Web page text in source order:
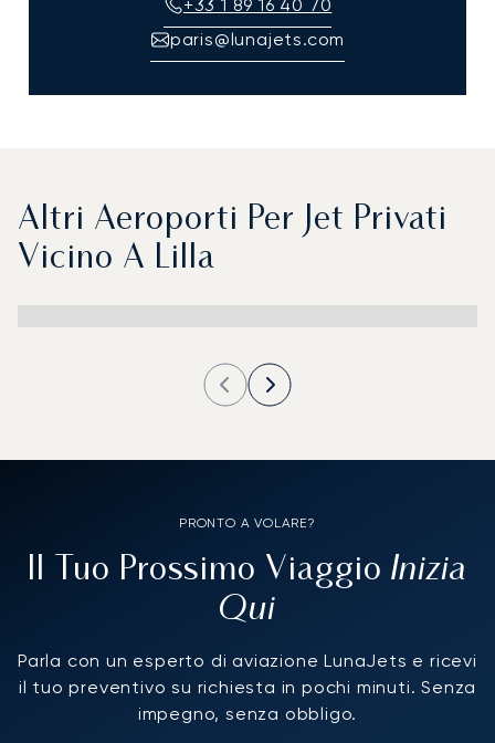
+33 1 89 16 40 70
paris@lunajets.com
Altri Aeroporti Per Jet Privati
Vicino A Lilla
PRONTO A VOLARE?
Il Tuo Prossimo Viaggio Inizia
Qui
Parla con un esperto di aviazione LunaJets e ricevi
il tuo preventivo su richiesta in pochi minuti. Senza
impegno, senza obbligo.